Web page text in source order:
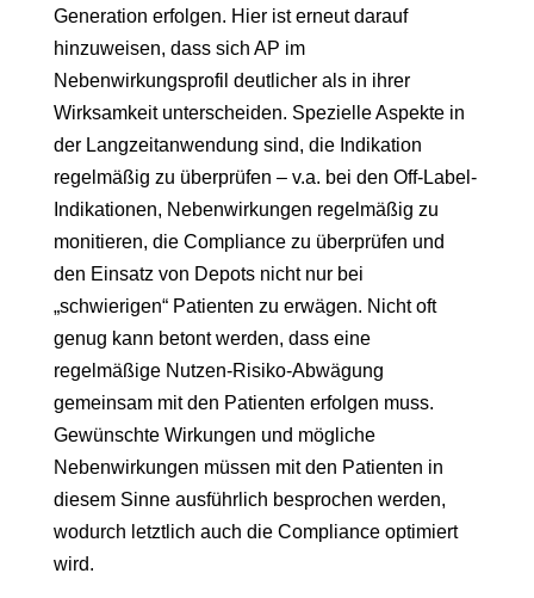
Generation erfolgen. Hier ist erneut darauf
hinzuweisen, dass sich AP im
Nebenwirkungsprofil deutlicher als in ihrer
Wirksamkeit unterscheiden. Spezielle Aspekte in
der Langzeitanwendung sind, die Indikation
regelmäßig zu überprüfen – v.a. bei den Off-Label-
Indikationen, Nebenwirkungen regelmäßig zu
monitieren, die Compliance zu überprüfen und
den Einsatz von Depots nicht nur bei
„schwierigen“ Patienten zu erwägen. Nicht oft
genug kann betont werden, dass eine
regelmäßige Nutzen-Risiko-Abwägung
gemeinsam mit den Patienten erfolgen muss.
Gewünschte Wirkungen und mögliche
Nebenwirkungen müssen mit den Patienten in
diesem Sinne ausführlich besprochen werden,
wodurch letztlich auch die Compliance optimiert
wird.